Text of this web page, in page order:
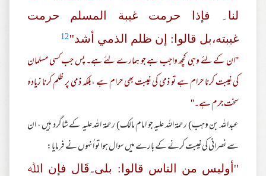
لنا۔ فإذا حرمت غیبة المسلم حرمت
غیبته،بل قالوا: إن ظلم الذمي أشد''12
''ان کے لئے وہی کچھ واجب ہے جو ہمارے لئے ہے۔ پس جب کسی مسلمان
کی غیبت کرنا حرام ہے تو ذمی کی غیبت بھی حرام ہے ،بلکہ ذمی پر ظلم کرنا زیادہ
سخت جرم ہے۔''
عبداللہ بن وہب) رحمة اللہ علیہ جو امام مالک) رحمة اللہ علیہ کے شاگرد ہیں ، ان
سے نصرانی کی غیبت کرنے کے بارے میں سوال ہوا تو اُنہوں نے فرمایا:
''أولیس من الناس قالوا: بلی۔قَال فإن اﷲ